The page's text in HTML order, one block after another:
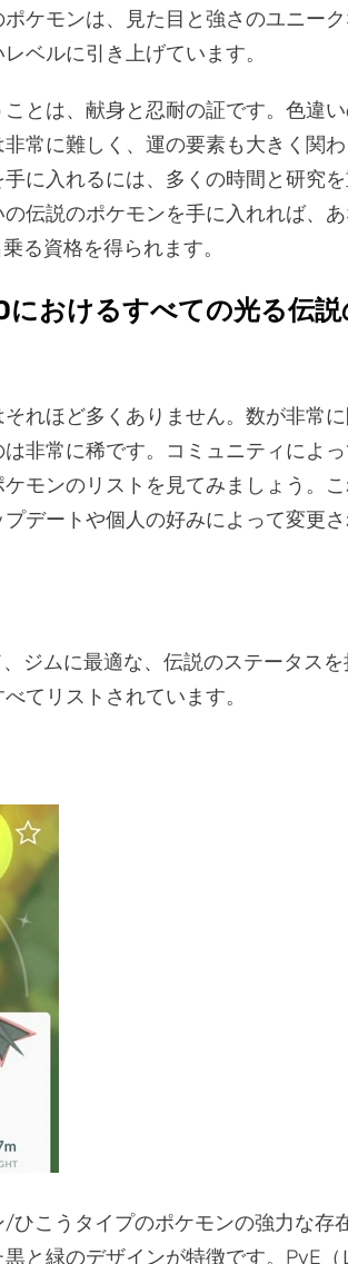
ケモンは、見た目と強さのユニー
ベルに引き上げています。
とは、献身と忍耐の証です。色違
常に難しく、運の要素も大きく関わ
に入れるには、多くの時間と研究
伝説のポケモンを手に入れれば、
る資格を得られます。
におけるすべての光る伝説
れほど多くありません。数が非常
非常に稀です。コミュニティによ
モンのリストを見てみましょう。
デートや個人の好みによって変更
ジムに最適な、伝説のステータス
てリストされています。
ひこうタイプのポケモンの強力な存
と緑のデザインが特徴です。PvE（